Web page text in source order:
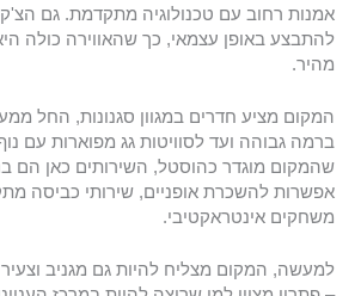
אמנות רחוב עם טכנולוגיה מתקדמת. גם הצ'ק-
להתבצע באופן עצמאי, כך שהאווירה כולה
מהיר.
המקום מציע חדרים במגוון סגנונות, החל
ברמה גבוהה ועד לסוויטות גג מפוארות עם
שהמקום מוגדר כהוסטל, השירותים כאן הם
אפשרות להשכרת אופניים, שירותי כביסה
משחקים אינטראקטיבי.
למעשה, המקום מצליח להיות גם מגניב וצעיר